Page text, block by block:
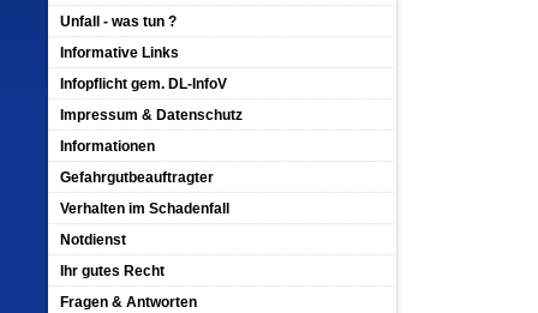
Unfall - was tun ?
Informative Links
Infopflicht gem. DL-InfoV
Impressum & Datenschutz
Informationen
Gefahrgutbeauftragter
Verhalten im Schadenfall
Notdienst
Ihr gutes Recht
Fragen & Antworten